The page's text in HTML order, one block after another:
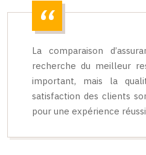
La comparaison
recherche du meilleur
important, mais la
satisfaction des clients
pour une expérience